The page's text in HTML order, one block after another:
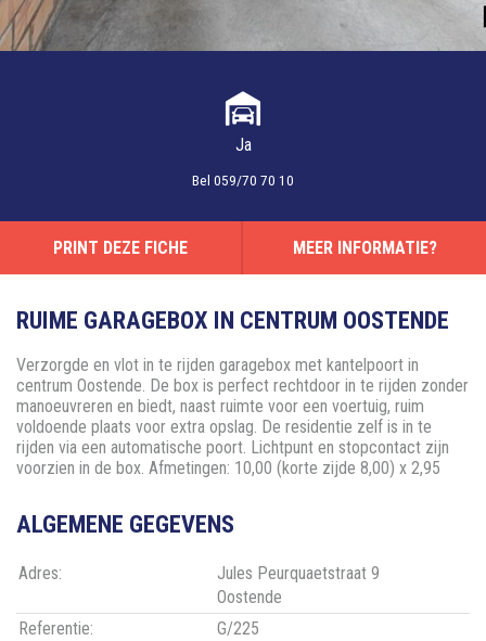
Ja
Bel 059/70 70 10
PRINT DEZE FICHE MEER INFORMATIE?
RUIME GARAGEBOX IN CENTRUM OOSTENDE
Verzorgde en vlot in te rijden garagebox met kantelpoort in
centrum Oostende. De box is perfect rechtdoor in te rijden zonder
manoeuvreren en biedt, naast ruimte voor een voertuig, ruim
voldoende plaats voor extra opslag. De residentie zelf is in te
rijden via een automatische poort. Lichtpunt en stopcontact zijn
voorzien in de box. Afmetingen: 10,00 (korte zijde 8,00) x 2,95
ALGEMENE GEGEVENS
Adres:
Jules Peurquaetstraat 9
Oostende
Referentie:
G/225